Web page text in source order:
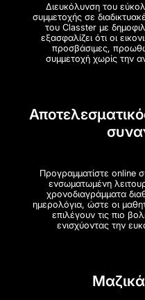
Διευκόλυνση του
συμμετοχής σε
του Classter με
εξασφαλίζει ότι οι
προσβάσιμες,
συμμετοχή χωρίς την
Προγραμματίστε online
ενσωματωμένη
χρονοδιαγράμματα
ημερολόγια, ώστε οι
επιλέγουν τις πιο
ενισχύοντας την